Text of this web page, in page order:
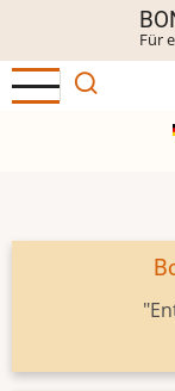
Inhalt
Für